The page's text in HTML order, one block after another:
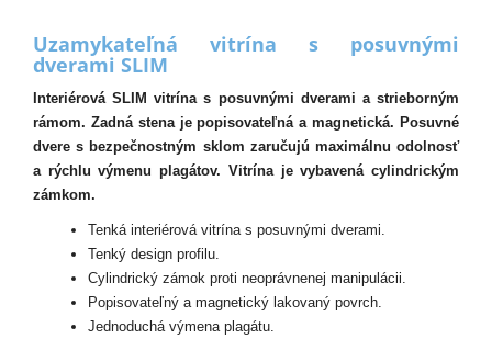
Uzamykateľná vitrína s posuvnými
dverami SLIM
Interiérová SLIM vitrína s posuvnými dverami a strieborným
rámom. Zadná stena je popisovateľná a magnetická. Posuvné
dvere s bezpečnostným sklom zaručujú maximálnu odolnosť
a rýchlu výmenu plagátov. Vitrína je vybavená cylindrickým
zámkom.
Tenká interiérová vitrína s posuvnými dverami.
Tenký design profilu.
Cylindrický zámok proti neoprávnenej manipulácii.
Popisovateľný a magnetický lakovaný povrch.
Jednoduchá výmena plagátu.